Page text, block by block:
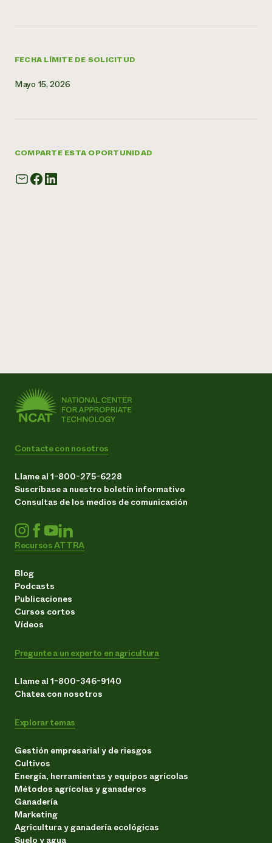
FECHA LÍMITE DE SOLICITUD
Mayo 15, 2026
COMPARTE ESTA OPORTUNIDAD
Contacte con nosotros
Llame al 1-800-275-6228
Suscríbase a nuestro boletín informativo
Consultas de los medios de comunicación
Recursos ATTRA
Blog
Podcasts
Publicaciones
Cursos cortos
Vídeos
Pregunte a un experto en agricultura
Llame al 1-800-346-9140
Chatea con nosotros
Explorar temas
Gestión empresarial y de riesgos
Cultivos
Energía, herramientas y equipos agrícolas
Métodos agrícolas y ganaderos
Ganadería
Marketing
Agricultura y ganadería ecológicas
Suelo y agua